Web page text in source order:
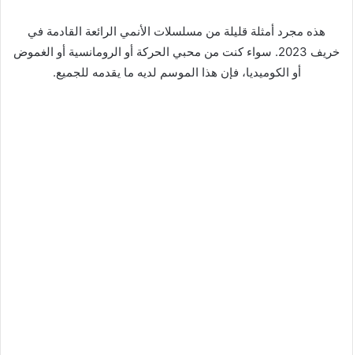
هذه مجرد أمثلة قليلة من مسلسلات الأنمي الرائعة القادمة في
خريف 2023. سواء كنت من محبي الحركة أو الرومانسية أو الغموض
أو الكوميديا، فإن هذا الموسم لديه ما يقدمه للجميع.